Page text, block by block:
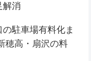
解消
駐車場有料化ま
穂高・扇沢の料